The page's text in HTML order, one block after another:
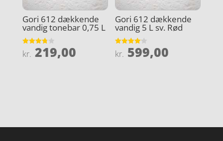
Gori 612 dækkende
vandig tonebar 0,75 L
Vurderet
3.8
kr. 219,00
Gori 612 dækkende
vandig 5 L sv. Rød
Vurderet
4.1
kr. 599,00